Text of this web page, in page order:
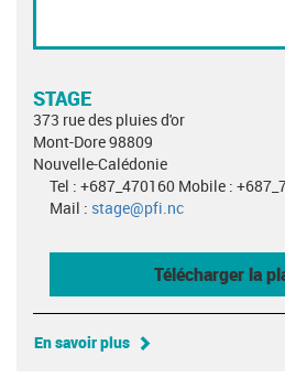
STAGE
373 rue des pluies d'or
Mont-Dore 98809
Nouvelle-Calédonie
Tel : +687_470160 Mobile :
Mail : stage@pfi.nc
Télécharger la
En savoir plus